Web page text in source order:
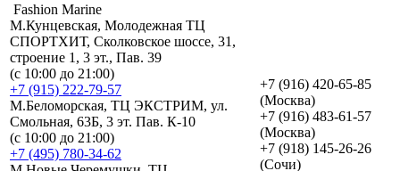
Fashion Marine
М.Кунцевская, Молодежная ТЦ
СПОРТХИТ, Сколковское шоссе, 31,
строение 1, 3 эт., Пав. 39
(с 10:00 до 21:00)
+7 (915) 222-79-57
М.Беломорская, ТЦ ЭКСТРИМ, ул.
Смольная, 63Б, 3 эт. Пав. К-10
(с 10:00 до 21:00)
+7 (495) 780-34-62
+7 (916) 420-65-85
(Москва)
+7 (916) 483-61-57
(Москва)
+7 (918) 145-26-26
(Сочи)